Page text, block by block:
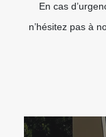
En cas
n’hésitez pas à